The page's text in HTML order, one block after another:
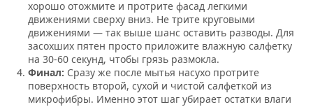
хорошо отожмите и протрите фасад легкими
движениями сверху вниз. Не трите круговыми
движениями — так выше шанс оставить разводы. Для
засохших пятен просто приложите влажную салфетку
на 30-60 секунд, чтобы грязь размокла.
Финал: Сразу же после мытья насухо протрите
поверхность второй, сухой и чистой салфеткой из
микрофибры. Именно этот шаг убирает остатки влаги